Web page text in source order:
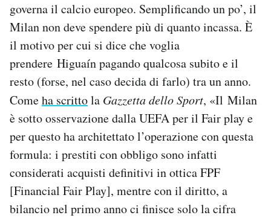
governa il calcio europeo. Semplificando un po’, il
Milan non deve spendere più di quanto incassa. È
il motivo per cui si dice che voglia
prendere Higuaín pagando qualcosa subito e il
resto (forse, nel caso decida di farlo) tra un anno.
Comeha scrittola Gazzetta dello Sport, «Il Milan
è sotto osservazione dalla UEFA per il Fair play e
per questo ha architettato l’operazione con questa
formula: i prestiti con obbligo sono infatti
considerati acquisti definitivi in ottica FPF
[Financial Fair Play], mentre con il diritto, a
bilancio nel primo anno ci finisce solo la cifra